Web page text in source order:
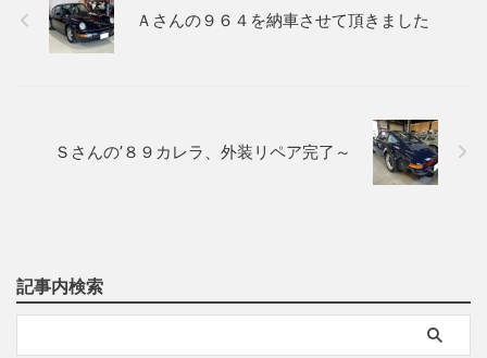
Ａさんの９６４を納車させて頂きました
Ｓさんの’８９カレラ、外装リペア完了～
記事内検索